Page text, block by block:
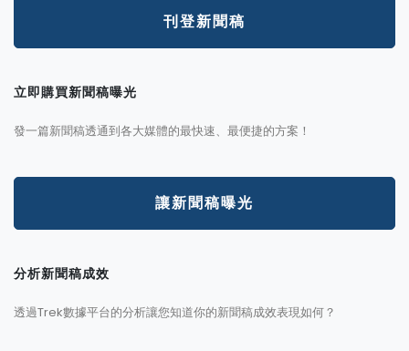
刊登新聞稿
立即購買新聞稿曝光
發一篇新聞稿透通到各大媒體的最快速、最便捷的方案！
讓新聞稿曝光
分析新聞稿成效
透過Trek數據平台的分析讓您知道你的新聞稿成效表現如何？